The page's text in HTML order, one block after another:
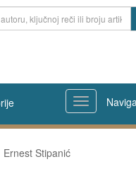
Ernest Stipanić